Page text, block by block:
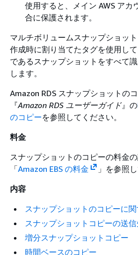
使用すると、メイン AWS アカ
合に保護されます。
マルチボリュームスナップショット
作成時に割り当てたタグを使用し
であるスナップショットをすべて
します。
Amazon RDS スナップショットの
『Amazon RDS ユーザーガイド』の
のコピーを参照してください。
料金
スナップショットのコピーの料金の
「Amazon EBS の料金
」を参照
内容
スナップショットのコピーに
スナップショットコピーの送
増分スナップショットコピー
時間ベースのコピー